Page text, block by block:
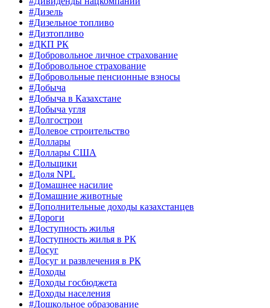
#Дизель
#Дизельное топливо
#Дизтопливо
#ДКП РК
#Добровольное личное страхование
#Добровольное страхование
#Добровольные пенсионные взносы
#Добыча
#Добыча в Казахстане
#Добыча угля
#Долгострои
#Долевое строительство
#Доллары
#Доллары США
#Дольщики
#Доля NPL
#Домашнее насилие
#Домашние животные
#Дополнительные доходы казахстанцев
#Дороги
#Доступность жилья
#Доступность жилья в РК
#Досуг
#Досуг и развлечения в РК
#Доходы
#Доходы госбюджета
#Доходы населения
#Дошкольное образование